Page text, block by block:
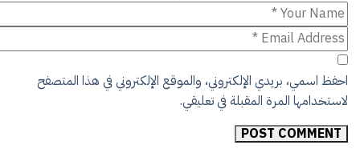
احفظ اسمي، بريدي الإلكتروني، والموقع الإلكتروني في هذا المتصفح
لاستخدامها المرة المقبلة في تعليقي.
POST COMMENT